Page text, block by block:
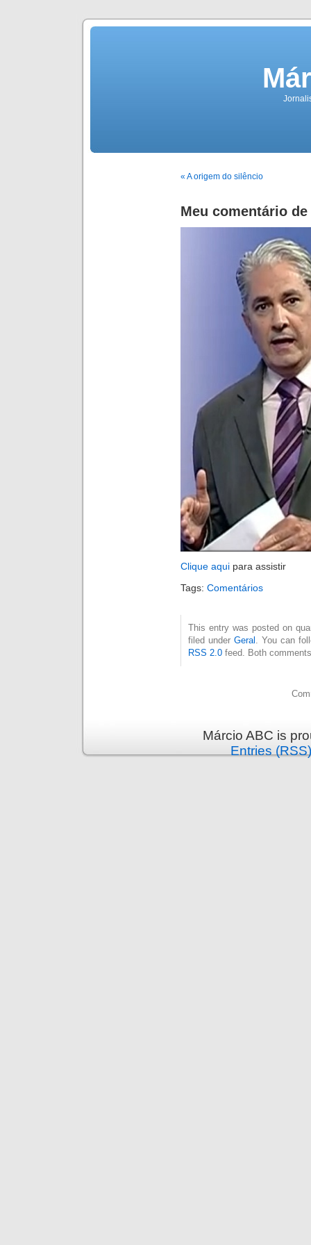
« A origem do silêncio
Meu comentário
Clique aqui para assistir
Tags: Comentários
This entry was posted on
filed under Geral
. You can
RSS 2.0 feed. Both
Márcio ABC is
Entries (RSS)